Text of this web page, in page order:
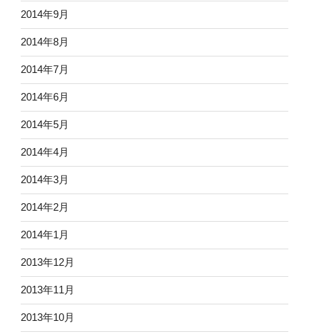
2014年9月
2014年8月
2014年7月
2014年6月
2014年5月
2014年4月
2014年3月
2014年2月
2014年1月
2013年12月
2013年11月
2013年10月